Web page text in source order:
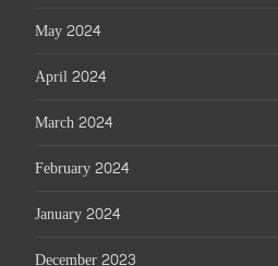
May 2024
April 2024
March 2024
February 2024
January 2024
December 2023